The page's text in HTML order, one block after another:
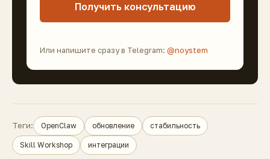
Получить консультацию
Или напишите сразу в Telegram: @noystem
Теги: OpenClaw обновление стабильность
Skill Workshop интеграции